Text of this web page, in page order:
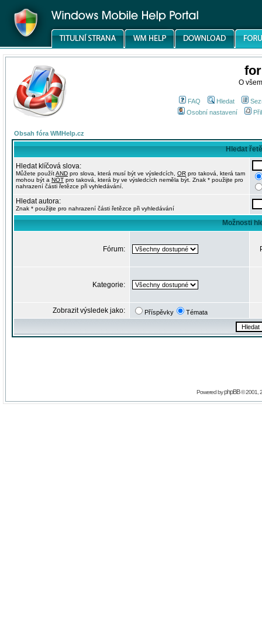
O
FAQ Hledat
Osobní nastavení
Obsah fóra WMHelp.cz
Hledat
Hledat klíčová slova:
Můžete použítAND pro slova, která musí být ve výsledcích, OR pro taková, která tam
mohou být a NOT pro taková, která by ve výsledcích neměla být. Znak * použijte pro
nahrazení části řetězce při vyhledávání.
Hledat autora:
Znak * použijte pro nahrazení části řetězce při vyhledávání
Možnosti
Fórum:
Kategorie:
Zobrazit výsledek jako: Příspěvky Témata
Powered byphpBB© 2001,